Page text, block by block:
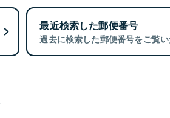
最近検索した郵便番号
過去に検索した郵便番号をご覧い